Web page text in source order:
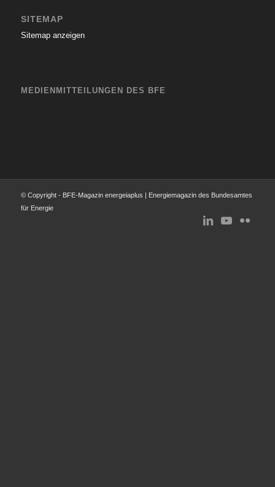
SITEMAP
Sitemap anzeigen
MEDIENMITTEILUNGEN DES BFE
© Copyright - BFE-Magazin energeiaplus | Energiemagazin des Bundesamtes
für Energie